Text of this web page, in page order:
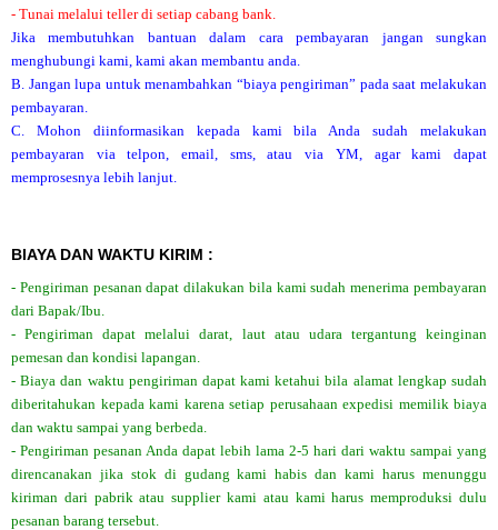
- Tunai melalui teller di setiap cabang bank.
Jika membutuhkan bantuan dalam cara pembayaran jangan sungkan
menghubungi kami, kami akan membantu anda.
B. Jangan lupa untuk menambahkan “biaya pengiriman” pada saat melakukan
pembayaran.
C. Mohon diinformasikan kepada kami bila Anda sudah melakukan
pembayaran via telpon, email, sms, atau via YM, agar kami dapat
memprosesnya lebih lanjut.
BIAYA DAN WAKTU KIRIM :
- Pengiriman pesanan dapat dilakukan bila kami sudah menerima pembayaran
dari Bapak/Ibu.
- Pengiriman dapat melalui darat, laut atau udara tergantung keinginan
pemesan dan kondisi lapangan.
- Biaya dan waktu pengiriman dapat kami ketahui bila alamat lengkap sudah
diberitahukan kepada kami karena setiap perusahaan expedisi memilik biaya
dan waktu sampai yang berbeda.
- Pengiriman pesanan Anda dapat lebih lama 2-5 hari dari waktu sampai yang
direncanakan jika stok di gudang kami habis dan kami harus menunggu
kiriman dari pabrik atau supplier kami atau kami harus memproduksi dulu
pesanan barang tersebut.